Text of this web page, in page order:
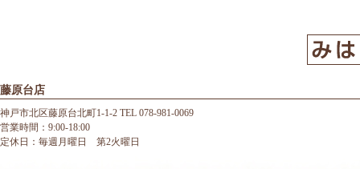
藤原台店
神戸市北区藤原台北町1-1-2 TEL 078-981-0069
営業時間：9:00-18:00
定休日：毎週月曜日 第2火曜日